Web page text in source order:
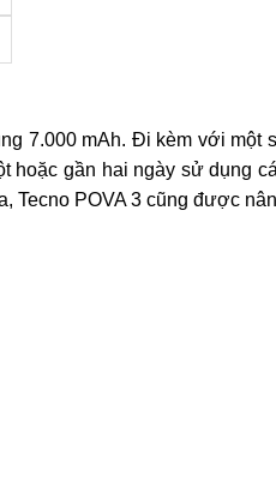
7.000 mAh. Đi kèm với một
hoặc gần hai ngày sử dụng
Tecno POVA 3 cũng được